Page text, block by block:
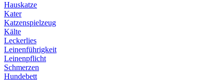
Hauskatze
Kater
Katzenspielzeug
Kälte
Leckerlies
Leinenführigkeit
Leinenpflicht
Schmerzen
Hundebett